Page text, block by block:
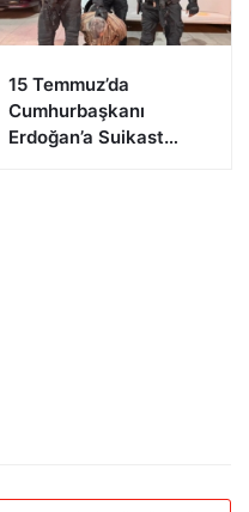
15 Temmuz’da
Cumhurbaşkanı
Erdoğan’a Suikast